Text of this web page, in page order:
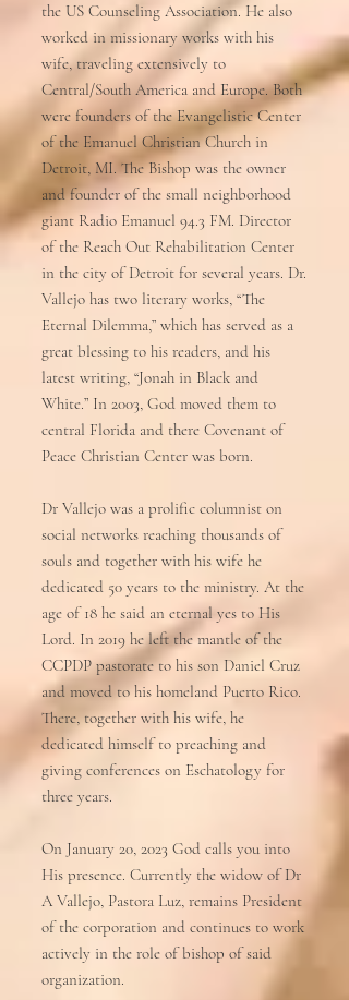
the US Counseling Association. He also
worked in missionary works with his
wife, traveling extensively to
Central/South America and Europe. Both
were founders of the Evangelistic Center
of the Emanuel Christian Church in
Detroit, MI. The Bishop was the owner
and founder of the small neighborhood
giant Radio Emanuel 94.3 FM. Director
of the Reach Out Rehabilitation Center
in the city of Detroit for several years. Dr.
Vallejo has two literary works, “The
Eternal Dilemma,” which has served as a
great blessing to his readers, and his
latest writing, “Jonah in Black and
White.” In 2003, God moved them to
central Florida and there Covenant of
Peace Christian Center was born.
Dr Vallejo was a prolific columnist on
social networks reaching thousands of
souls and together with his wife he
dedicated 50 years to the ministry. At the
age of 18 he said an eternal yes to His
Lord. In 2019 he left the mantle of the
CCPDP pastorate to his son Daniel Cruz
and moved to his homeland Puerto Rico.
There, together with his wife, he
dedicated himself to preaching and
giving conferences on Eschatology for
three years.
On January 20, 2023 God calls you into
His presence. Currently the widow of Dr
A Vallejo, Pastora Luz, remains President
of the corporation and continues to work
actively in the role of bishop of said
organization.